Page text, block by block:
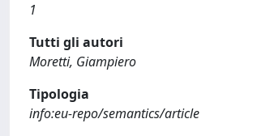
1
Tutti gli autori
Moretti, Giampiero
Tipologia
info:eu-repo/semantics/article